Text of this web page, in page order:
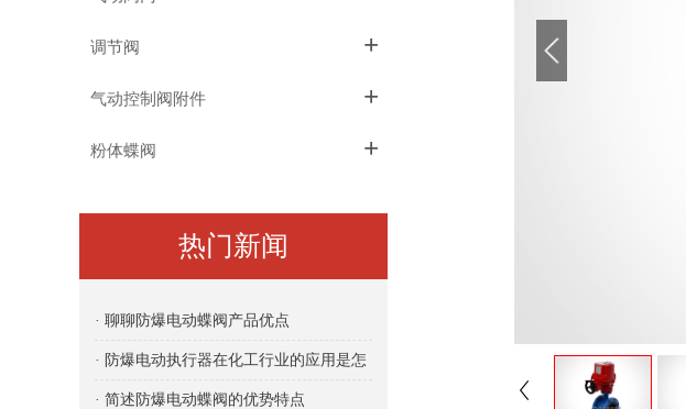
调节阀 +
气动控制阀附件 +
粉体蝶阀 +
热门新闻
· 聊聊防爆电动蝶阀产品优点
· 防爆电动执行器在化工行业的应用是怎
样的？
· 简述防爆电动蝶阀的优势特点